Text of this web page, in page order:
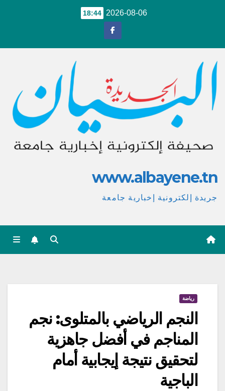
2026-08-06
18:44
www.albayene.tn
جريدة إلكترونية إخبارية جامعة
رياضة
النجم الرياضي بالمتلوى: نجم
المناجم في أفضل جاهزية
لتحقيق نتيجة إيجابية أمام
الباجية